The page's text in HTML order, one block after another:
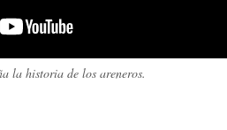
la historia de los areneros.